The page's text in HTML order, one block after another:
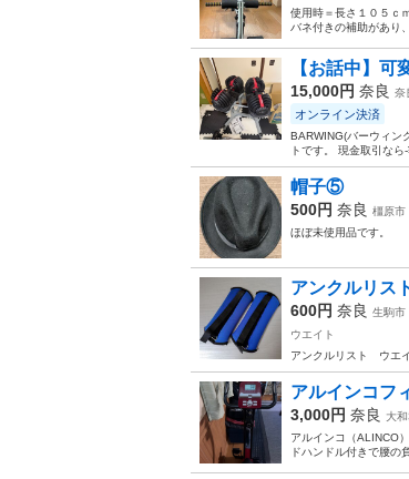
使用時＝長さ１０５ｃ
バネ付きの補助があり
【お話中】可
15,000円 奈良 奈
オンライン決済
BARWING(バーウィン
トです。 現金取引な
帽子⑤
500円 奈良 橿原市
ほぼ未使用品です。
アンクルリ
600円 奈良 生駒市
ウエイト
アンクルリスト ウエ
アルインコフ
3,000円 奈良 大
アルインコ（ALINCO
ドハンドル付きで腰の